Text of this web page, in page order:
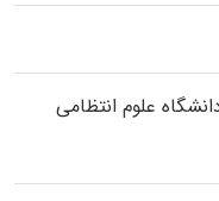
ﻋﻠﻮم انتظامی